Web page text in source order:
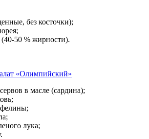
без косточки);
(40-50 % жирности).
«Олимпийский»
в масле (сардина);
лука;